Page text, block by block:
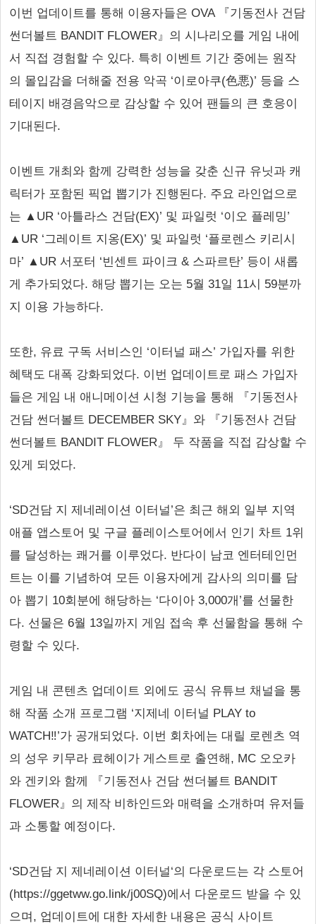
이번 업데이트를 통해 이용자들은 OVA 『기동전사 건담
썬더볼트 BANDIT FLOWER』의 시나리오를 게임 내에
서 직접 경험할 수 있다. 특히 이벤트 기간 중에는 원작
의 몰입감을 더해줄 전용 악곡 ‘이로아쿠(色悪)’ 등을 스
테이지 배경음악으로 감상할 수 있어 팬들의 큰 호응이
기대된다.
이벤트 개최와 함께 강력한 성능을 갖춘 신규 유닛과 캐
릭터가 포함된 픽업 뽑기가 진행된다. 주요 라인업으로
는 ▲UR ‘아틀라스 건담(EX)’ 및 파일럿 ‘이오 플레밍’
▲UR ‘그레이트 지옹(EX)’ 및 파일럿 ‘플로렌스 키리시
마’ ▲UR 서포터 ‘빈센트 파이크 & 스파르탄’ 등이 새롭
게 추가되었다. 해당 뽑기는 오는 5월 31일 11시 59분까
지 이용 가능하다.
또한, 유료 구독 서비스인 ‘이터널 패스’ 가입자를 위한
혜택도 대폭 강화되었다. 이번 업데이트로 패스 가입자
들은 게임 내 애니메이션 시청 기능을 통해 『기동전사
건담 썬더볼트 DECEMBER SKY』와 『기동전사 건담
썬더볼트 BANDIT FLOWER』 두 작품을 직접 감상할 수
있게 되었다.
‘SD건담 지 제네레이션 이터널’은 최근 해외 일부 지역
애플 앱스토어 및 구글 플레이스토어에서 인기 차트 1위
를 달성하는 쾌거를 이루었다. 반다이 남코 엔터테인먼
트는 이를 기념하여 모든 이용자에게 감사의 의미를 담
아 뽑기 10회분에 해당하는 ‘다이아 3,000개’를 선물한
다. 선물은 6월 13일까지 게임 접속 후 선물함을 통해 수
령할 수 있다.
게임 내 콘텐츠 업데이트 외에도 공식 유튜브 채널을 통
해 작품 소개 프로그램 ‘지제네 이터널 PLAY to
WATCH‼’가 공개되었다. 이번 회차에는 대릴 로렌츠 역
의 성우 키무라 료헤이가 게스트로 출연해, MC 오오카
와 겐키와 함께 『기동전사 건담 썬더볼트 BANDIT
FLOWER』의 제작 비하인드와 매력을 소개하며 유저들
과 소통할 예정이다.
‘SD건담 지 제네레이션 이터널‘의 다운로드는 각 스토어
(https://ggetww.go.link/j00SQ)에서 다운로드 받을 수 있
으며, 업데이트에 대한 자세한 내용은 공식 사이트